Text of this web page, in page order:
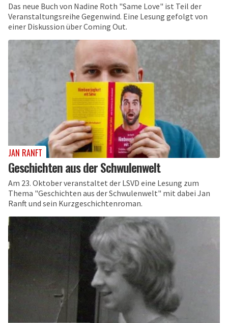
Das neue Buch von Nadine Roth "Same Love" ist Teil der
Veranstaltungsreihe Gegenwind. Eine Lesung gefolgt von
einer Diskussion über Coming Out.
JAN RANFT
Geschichten aus der Schwulenwelt
Am 23. Oktober veranstaltet der LSVD eine Lesung zum
Thema "Geschichten aus der Schwulenwelt" mit dabei Jan
Ranft und sein Kurzgeschichtenroman.